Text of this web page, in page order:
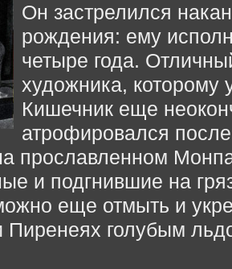
Он застрелился
рождения: ему
четыре года.
художника, которому
Ки­шечник еще
атрофировался
прославленном
и подгнившие на
еще отмыть и
Пиренеях голубым